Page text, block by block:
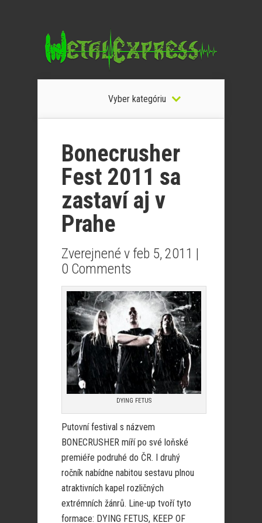
Vyber kategóriu
Bonecrusher
Fest 2011 sa
zastaví aj v
Prahe
Zverejnené v feb 5, 2011 |
0 Comments
DYING FETUS
Putovní festival s názvem
BONECRUSHER míří po své loňské
premiéře podruhé do ČR. I druhý
ročník nabídne nabitou sestavu plnou
atraktivních kapel rozličných
extrémních žánrů. Line-up tvoří tyto
formace: DYING FETUS, KEEP OF